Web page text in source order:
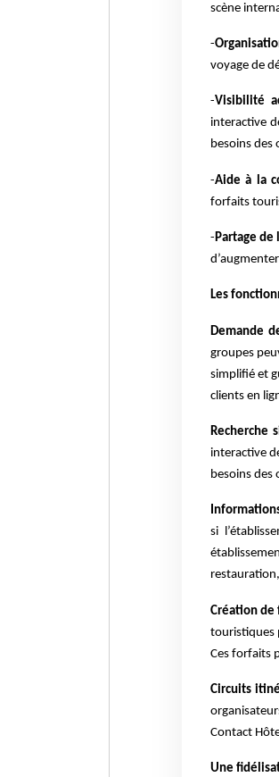
scène
-
voyage de
-Visibilité
interactive
besoins des
-Aide à la
forfaits
- Partage de
Les
Demande
groupes
simplifié et
clients en
Recherche
interactive
besoins des
si
Création
touristiques
Ces forfaits
Circuits
Contact
Une